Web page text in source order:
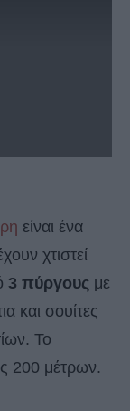
είναι ένα
χτιστεί
3 πύργους με
και σουίτες
Το
200 μέτρων.